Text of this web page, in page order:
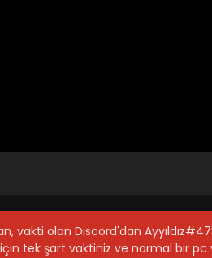
vakti olan Discord'dan
tek şart vaktiniz ve normal bir